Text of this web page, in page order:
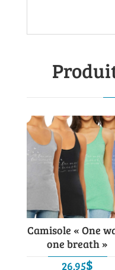
Camisole « One
one breath »
26.95$